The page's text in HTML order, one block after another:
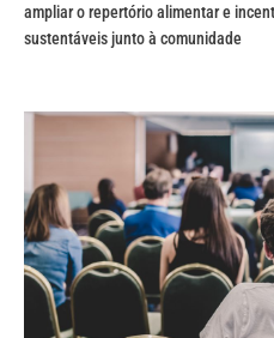
ampliar o repertório alimentar e
sustentáveis junto à comunidade